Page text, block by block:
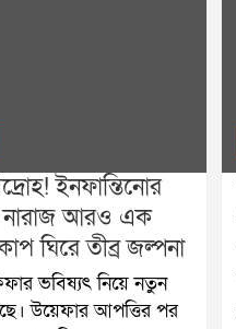
ইনফান্তিনোর
নারাজ আরও এক
ঘিরে তীব্র জল্পনা
ভবিষ্যৎ নিয়ে নতুন
উয়েফার আপত্তির পর